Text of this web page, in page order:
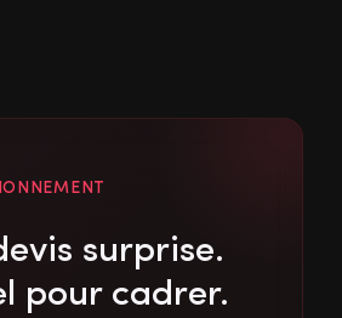
surprise.
pour cadrer.